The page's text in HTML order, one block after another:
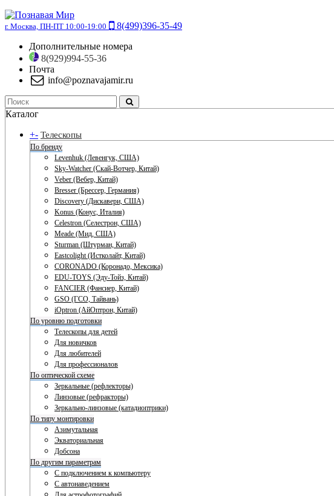
г. Москва, ПН-ПТ 10:00-19:00
8(499)396-35-49
Дополнительные номера
8(929)994-55-36
Почта
info@poznavajamir.ru
Каталог
+- Телескопы
По бренду
Levenhuk (Левенгук, США)
Sky-Watcher (Скай-Вотчер, Китай)
Veber (Вебер, Китай)
Bresser (Брессер, Германия)
Discovery (Дискавери, США)
Konus (Конус, Италия)
Celestron (Селестрон, США)
Meade (Мид, США)
Sturman (Штурман, Китай)
Eastcolight (Истколайт, Китай)
CORONADO (Коронадо, Мексика)
EDU-TOYS (Эду-Тойз, Китай)
FANCIER (Фансиер, Китай)
GSO (ГСО, Тайвань)
iOptron (АйОптрон, Китай)
По уровню подготовки
Телескопы для детей
Для новичков
Для любителей
Для профессионалов
По оптической схеме
Зеркальные (рефлекторы)
Линзовые (рефракторы)
Зеркально-линзовые (катадиоптрики)
По типу монтировки
Азимутальная
Экваториальная
Добсона
По другим параметрам
С подключением к компьютеру
С автонаведением